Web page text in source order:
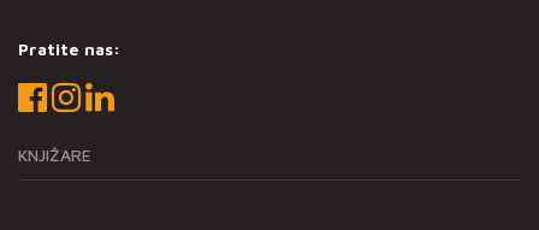
Pratite nas:
KNJIŽARE